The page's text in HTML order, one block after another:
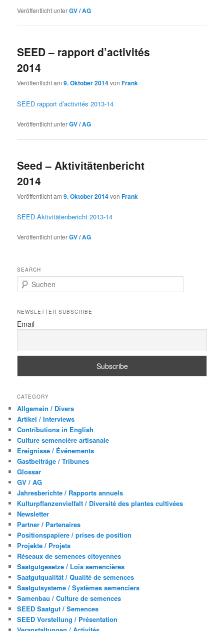
Veröffentlicht unterGV / AG
SEED – rapport d’activités
2014
Veröffentlicht am9. Oktober 2014vonFrank
SEED rapport d’activités 2013-14
Veröffentlicht unterGV / AG
Seed – Aktivitätenbericht
2014
Veröffentlicht am9. Oktober 2014vonFrank
SEED Aktivitätenbericht 2013-14
Veröffentlicht unterGV / AG
SEARCH
u
h
n
NEWSLETTER SUBSCRIBE
Email
CATEGORY
Allgemein / Divers
Artikel / Interviews
Contributions in English
Culture semencière artisanale
Ereignisse / Événements
Gastbeiträge / Tribunes
Glossar
GV / AG
Jahresberichte / Rapports annuels
Kulturpflanzenvielfalt / Diversité des plantes cultivées
Newsletter
Partner / Partenaires
Positionspapiere / prises de position
Projekte / Projets
Réseaux de semences citoyennes
Saatgutgesetze / Lois semencières
Saatgutqualität / Qualité de semences
Saatgutsysteme / Systèmes semenciers
Samenbau / Culture de semences
SEED Saatgut / Semences
SEED Vorstellung / Présentation